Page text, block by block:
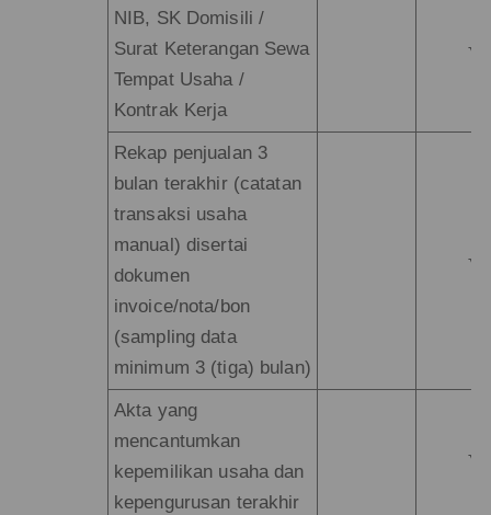
NIB, SK Domisili /
Surat Keterangan Sewa
Tempat Usaha /
Kontrak Kerja
√
Rekap penjualan 3
bulan terakhir (catatan
transaksi usaha
manual) disertai
dokumen
invoice/nota/bon
(sampling data
minimum 3 (tiga) bulan)
√
Akta yang
mencantumkan
kepemilikan usaha dan
kepengurusan terakhir
√